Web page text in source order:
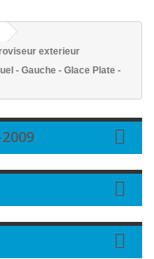
exterieur
- Gauche - Glace Plate -